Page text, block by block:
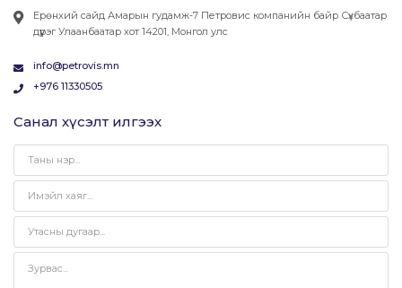
Ерөнхий сайд Амарын гудамж-7 Петровис компанийн байр Сүхбаатар
дүүрэг Улаанбаатар хот 14201, Монгол улс
info@petrovis.mn
+976 11330505
Санал хүсэлт илгээх